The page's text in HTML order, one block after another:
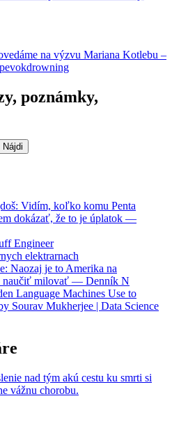
na výzvu Mariana Kotlebu –
drowning
poznámky,
Vidím, koľko komu Penta
dokázať, že to je úplatok —
Engineer
elektrarnach
Naozaj je to Amerika na
naučiť milovať — Denník N
Language Machines Use to
Sourav Mukherjee | Data Science
nad tým akú cestu ku smrti si
vážnu chorobu.